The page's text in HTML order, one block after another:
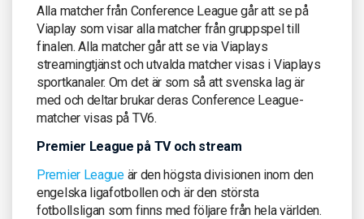
Alla matcher från Conference League går att se på
Viaplay som visar alla matcher från gruppspel till
finalen. Alla matcher går att se via Viaplays
streamingtjänst och utvalda matcher visas i Viaplays
sportkanaler. Om det är som så att svenska lag är
med och deltar brukar deras Conference League-
matcher visas på TV6.
Premier League på TV och stream
Premier Leagueär den högsta divisionen inom den
engelska ligafotbollen och är den största
fotbollsligan som finns med följare från hela världen.